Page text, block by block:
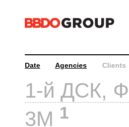
Date Agencies Clients
1-й ДСК,
3M 1